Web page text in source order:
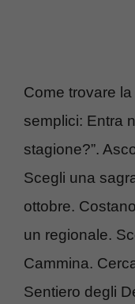
Come trovare
semplici: Entra
stagione?”.
Scegli una
ottobre.
un regionale.
Cammina.
Sentiero degli